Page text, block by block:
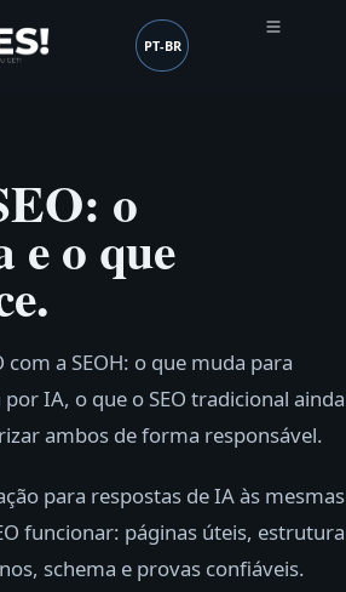
Idioma (mobile
PT-BR
o
e o que
com a SEOH: o que muda para
IA, o que o SEO tradicional ainda
ambos de forma responsável.
para respostas de IA às mesmas
funcionar: páginas úteis, estrutura
schema e provas confiáveis.